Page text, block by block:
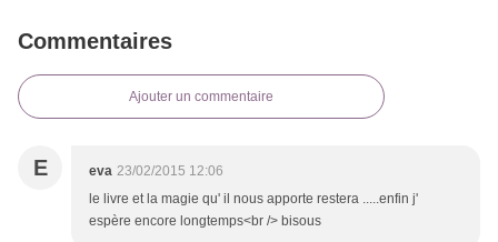
Commentaires
Ajouter un commentaire
E eva 23/02/2015 12:06
le livre et la magie qu' il nous apporte restera .....enfin j'
espère encore longtemps<br /> bisous